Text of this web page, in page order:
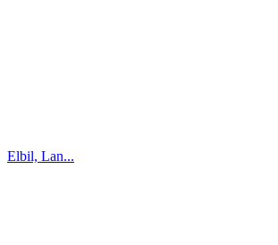
Elbil, Lan...